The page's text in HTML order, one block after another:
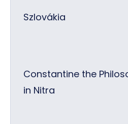
Szlovákia
Constantine the
in Nitra